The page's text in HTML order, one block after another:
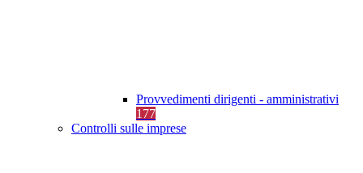
Provvedimenti dirigenti - amministrativi
177
Controlli sulle imprese